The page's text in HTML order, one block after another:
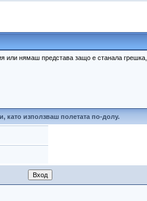
или нямаш представа защо е станала
използваш полетата по-долу.